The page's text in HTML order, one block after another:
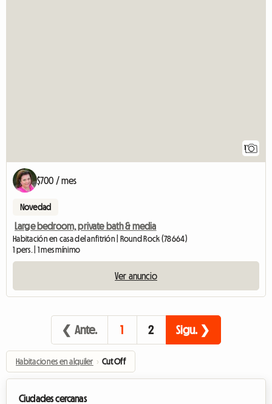
1
$700 / mes
Novedad
Large bedroom, private bath & media
Habitación en casa del anfitrión | Round Rock (78664)
1 pers. | 1 mes mínimo
Ver anuncio
❮ Ante. 1 2 Sigu. ❯
Habitaciones en alquiler › Cut Off
Ciudades cercanas